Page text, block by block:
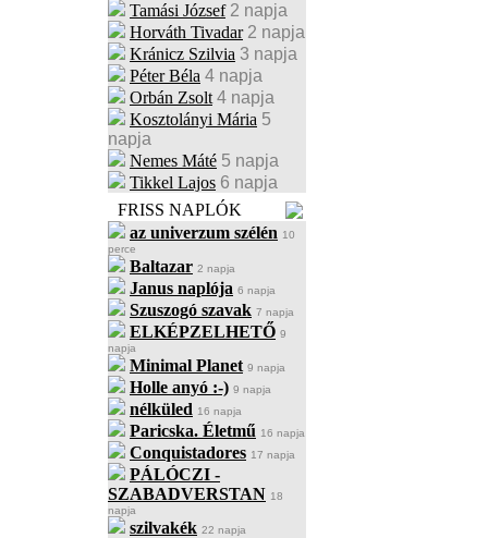
Tamási József 2 napja
Horváth Tivadar 2 napja
Kránicz Szilvia 3 napja
Péter Béla 4 napja
Orbán Zsolt 4 napja
Kosztolányi Mária 5
napja
Nemes Máté 5 napja
Tikkel Lajos 6 napja
FRISS NAPLÓK
az univerzum szélén 10
perce
Baltazar 2 napja
Janus naplója 6 napja
Szuszogó szavak 7 napja
ELKÉPZELHETŐ 9
napja
Minimal Planet 9 napja
Holle anyó :-) 9 napja
nélküled 16 napja
Paricska. Életmű 16 napja
Conquistadores 17 napja
PÁLÓCZI -
SZABADVERSTAN 18
napja
szilvakék 22 napja